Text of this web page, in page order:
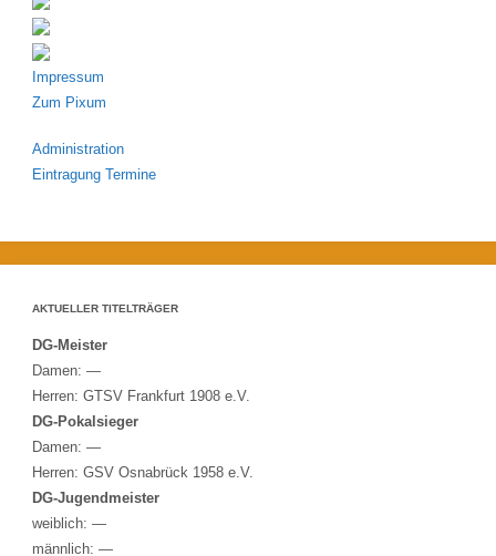
Impressum
Zum Pixum
Administration
Eintragung Termine
AKTUELLER TITELTRÄGER
DG-Meister
Damen: —
Herren: GTSV Frankfurt 1908 e.V.
DG-Pokalsieger
Damen: —
Herren: GSV Osnabrück 1958 e.V.
DG-Jugendmeister
weiblich: —
männlich: —